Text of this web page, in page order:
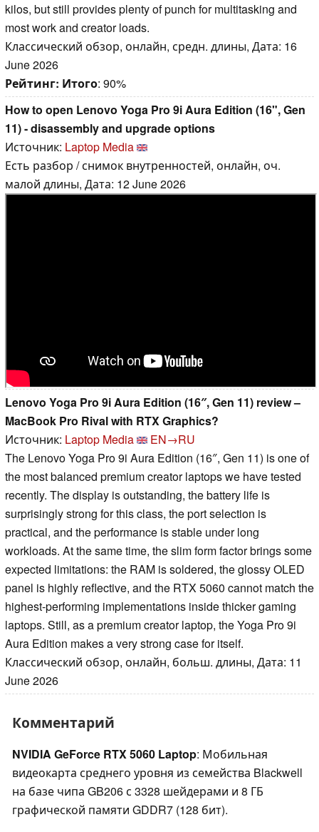
kilos, but still provides plenty of punch for multitasking and
most work and creator loads.
Классический обзор, онлайн, средн. длины, Дата: 16
June 2026
Рейтинг: Итого: 90%
How to open Lenovo Yoga Pro 9i Aura Edition (16", Gen
11) - disassembly and upgrade options
Источник: Laptop Media
Есть разбор / снимок внутренностей, онлайн, оч.
малой длины, Дата: 12 June 2026
Lenovo Yoga Pro 9i Aura Edition (16″, Gen 11) review –
MacBook Pro Rival with RTX Graphics?
Источник: Laptop Media
EN→RU
The Lenovo Yoga Pro 9i Aura Edition (16″, Gen 11) is one of
the most balanced premium creator laptops we have tested
recently. The display is outstanding, the battery life is
surprisingly strong for this class, the port selection is
practical, and the performance is stable under long
workloads. At the same time, the slim form factor brings some
expected limitations: the RAM is soldered, the glossy OLED
panel is highly reflective, and the RTX 5060 cannot match the
highest-performing implementations inside thicker gaming
laptops. Still, as a premium creator laptop, the Yoga Pro 9i
Aura Edition makes a very strong case for itself.
Классический обзор, онлайн, больш. длины, Дата: 11
June 2026
Комментарий
NVIDIA GeForce RTX 5060 Laptop: Мобильная
видеокарта среднего уровня из семейства Blackwell
на базе чипа GB206 с 3328 шейдерами и 8 ГБ
графической памяти GDDR7 (128 бит).